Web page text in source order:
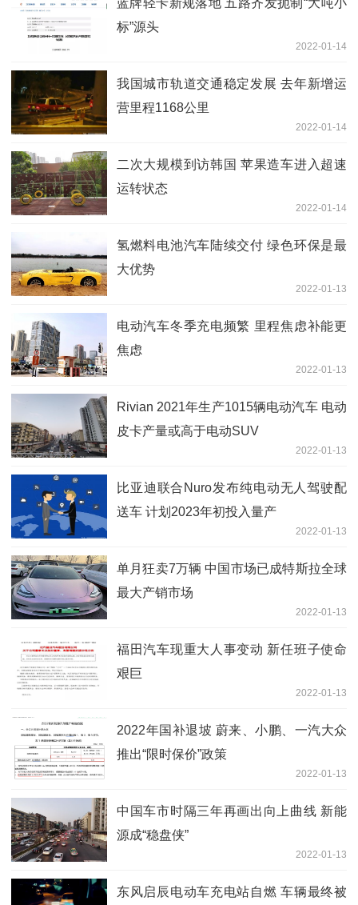
标”源头
2022-01-14
我国城市轨道交通稳定发展 去年新增运
营里程1168公里
2022-01-14
二次大规模到访韩国 苹果造车进入超速
运转状态
2022-01-14
氢燃料电池汽车陆续交付 绿色环保是最
大优势
2022-01-13
电动汽车冬季充电频繁 里程焦虑补能更
焦虑
2022-01-13
Rivian 2021年生产1015辆电动汽车 电动
皮卡产量或高于电动SUV
2022-01-13
比亚迪联合Nuro发布纯电动无人驾驶配
送车 计划2023年初投入量产
2022-01-13
单月狂卖7万辆 中国市场已成特斯拉全球
最大产销市场
2022-01-13
福田汽车现重大人事变动 新任班子使命
艰巨
2022-01-13
2022年国补退坡 蔚来、小鹏、一汽大众
推出“限时保价”政策
2022-01-13
中国车市时隔三年再画出向上曲线 新能
源成“稳盘侠”
2022-01-13
东风启辰电动车充电站自燃 车辆最终被